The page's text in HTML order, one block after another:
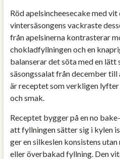
Röd apelsincheesecake med
vintersäsongens vackraste
från apelsinerna kontrasterar
chokladfyllningen och en
balanserar det söta med en
säsongssalat från december till
är receptet som verkligen
och smak.
Receptet bygger på en no
att fyllningen sätter sig i kylen
ger en silkeslen konsistens
eller överbakad fyllning. Den